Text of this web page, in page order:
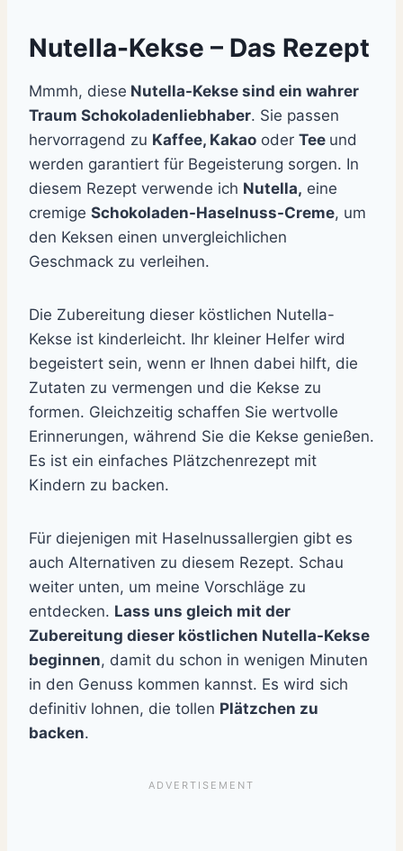
Nutella-Kekse – Das Rezept
Mmmh, diese Nutella-Kekse sind ein wahrer
Traum Schokoladenliebhaber. Sie passen
hervorragend zu Kaffee, Kakao oder Tee und
werden garantiert für Begeisterung sorgen. In
diesem Rezept verwende ich Nutella, eine
cremige Schokoladen-Haselnuss-Creme, um
den Keksen einen unvergleichlichen
Geschmack zu verleihen.
Die Zubereitung dieser köstlichen Nutella-
Kekse ist kinderleicht. Ihr kleiner Helfer wird
begeistert sein, wenn er Ihnen dabei hilft, die
Zutaten zu vermengen und die Kekse zu
formen. Gleichzeitig schaffen Sie wertvolle
Erinnerungen, während Sie die Kekse genießen.
Es ist ein einfaches Plätzchenrezept mit
Kindern zu backen.
Für diejenigen mit Haselnussallergien gibt es
auch Alternativen zu diesem Rezept. Schau
weiter unten, um meine Vorschläge zu
entdecken. Lass uns gleich mit der
Zubereitung dieser köstlichen Nutella-Kekse
beginnen, damit du schon in wenigen Minuten
in den Genuss kommen kannst. Es wird sich
definitiv lohnen, die tollen Plätzchen zu
backen.